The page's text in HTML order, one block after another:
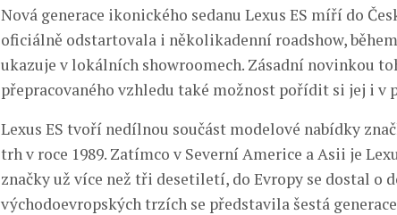
Nová generace ikonického sedanu Lexus ES míří do
oficiálně odstartovala i několikadenní roadshow, během
ukazuje v lokálních showroomech. Zásadní novinkou
přepracovaného vzhledu také možnost pořídit si jej i v
Lexus ES tvoří nedílnou součást modelové nabídky
trh v roce 1989. Zatímco v Severní Americe a Asii je
značky už více než tři desetiletí, do Evropy se dostal o
východoevropských trzích se představila šestá generace